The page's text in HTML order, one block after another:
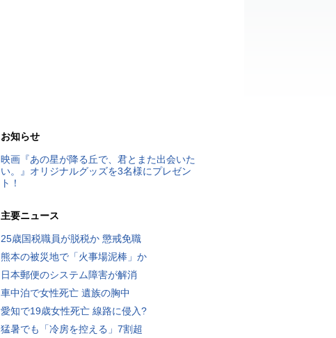
お知らせ
映画『あの星が降る丘で、君とまた出会いた
い。』オリジナルグッズを3名様にプレゼン
ト！
主要ニュース
25歳国税職員が脱税か 懲戒免職
熊本の被災地で「火事場泥棒」か
日本郵便のシステム障害が解消
車中泊で女性死亡 遺族の胸中
愛知で19歳女性死亡 線路に侵入?
猛暑でも「冷房を控える」7割超